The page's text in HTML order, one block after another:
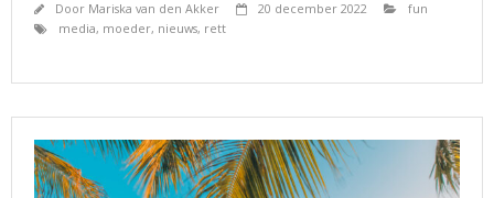
Door Mariska van den Akker 20 december 2022
fun
media, moeder, nieuws, rett